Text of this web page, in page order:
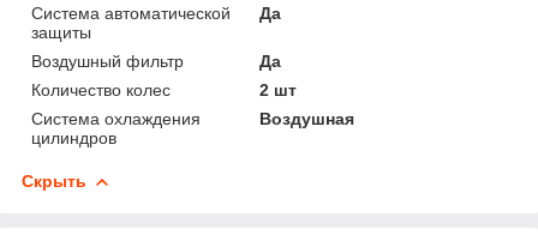
Система автоматической
защиты
Да
Воздушный фильтр
Да
Количество колес
2 шт
Система охлаждения
цилиндров
Воздушная
Скрыть